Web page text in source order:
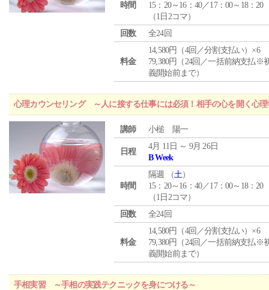
時間
15：20～16：40／17：00～18：20
（1日2コマ）
回数
全24回
料金
14,580円（4回／分割支払い）×6
79,380円（24回／一括前納支払※
義開始前まで）
心理カウンセリング ～人に接する仕事には必須！相手の心を開く心理
講師 小槌 陽一
日程
4月 11日 ～ 9月 26日
B Week
時間
隔週 （土）
15：20～16：40／17：00～18：20
（1日2コマ）
回数
全24回
料金
14,580円（4回／分割支払い）×6
79,380円（24回／一括前納支払※
義開始前まで）
手相実習 ～手相の実践テクニックを身につける～